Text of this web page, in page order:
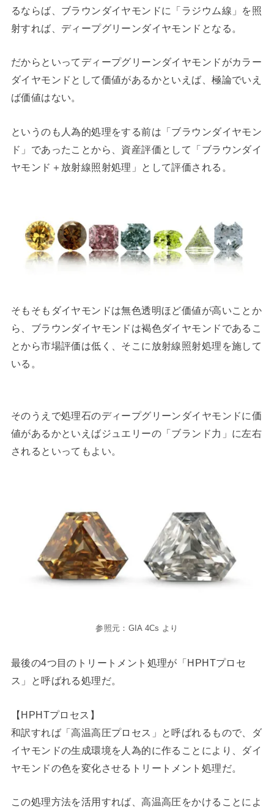
るならば、ブラウンダイヤモンドに「ラジウム線」を照
射すれば、ディープグリーンダイヤモンドとなる。
だからといってディープグリーンダイヤモンドがカラー
ダイヤモンドとして価値があるかといえば、極論でいえ
ば価値はない。
というのも人為的処理をする前は「ブラウンダイヤモン
ド」であったことから、資産評価として「ブラウンダイ
ヤモンド＋放射線照射処理」として評価される。
そもそもダイヤモンドは無色透明ほど価値が高いことか
ら、ブラウンダイヤモンドは褐色ダイヤモンドであるこ
とから市場評価は低く、そこに放射線照射処理を施して
いる。
そのうえで処理石のディープグリーンダイヤモンドに価
値があるかといえばジュエリーの「ブランド力」に左右
されるといってもよい。
参照元：GIA 4Cs より
最後の4つ目のトリートメント処理が「HPHTプロセ
ス」と呼ばれる処理だ。
【HPHTプロセス】
和訳すれば「高温高圧プロセス」と呼ばれるもので、ダ
イヤモンドの生成環境を人為的に作ることにより、ダイ
ヤモンドの色を変化させるトリートメント処理だ。
この処理方法を活用すれば、高温高圧をかけることによ